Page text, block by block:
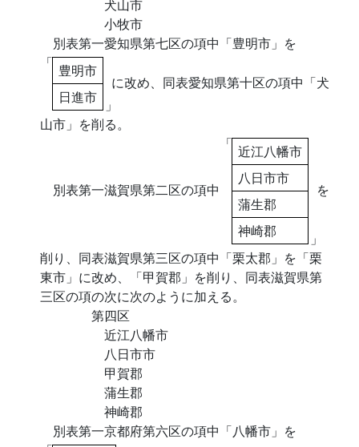
犬山市
小牧市
別表第一愛知県第七区の項中「豊明市」を
「 豊明市
日進市
」
に改め、同表愛知県第十区の項中「犬
山市」を削る。
別表第一滋賀県第二区の項中
「 近江八幡市
八日市市
蒲生郡
神崎郡
」
を
削り、同表滋賀県第三区の項中「栗太郡」を「栗
東市」に改め、「甲賀郡」を削り、同表滋賀県第
三区の項の次に次のように加える。
第四区
近江八幡市
八日市市
甲賀郡
蒲生郡
神崎郡
別表第一京都府第六区の項中「八幡市」を